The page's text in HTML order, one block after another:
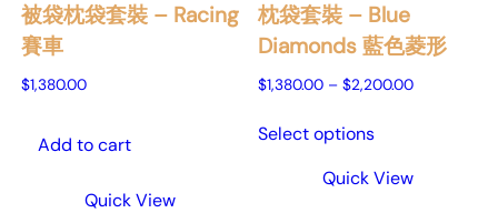
被袋枕袋套裝 – Racing
賽車
$1,380.00
Add to cart
Quick View
枕袋套裝 – Blue
Diamonds 藍色菱形
$1,380.00 – $2,200.00Price
$2,200.00
Select options
Quick View